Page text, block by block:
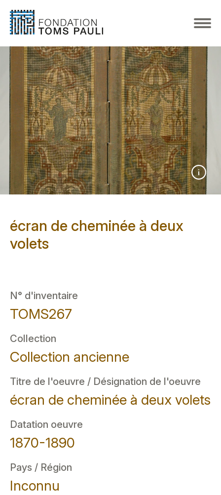
écran de cheminée à deux
volets
N° d'inventaire
TOMS267
Collection
Collection ancienne
Titre de l'oeuvre / Désignation de l'oeuvre
écran de cheminée à deux volets
Datation oeuvre
1870-1890
Pays / Région
Inconnu